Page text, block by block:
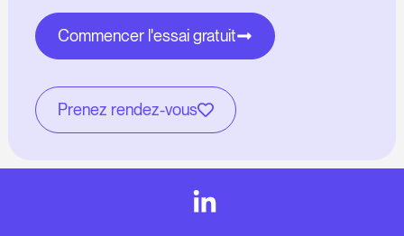
Commencer l'essai gratuit
Prenez rendez-vous